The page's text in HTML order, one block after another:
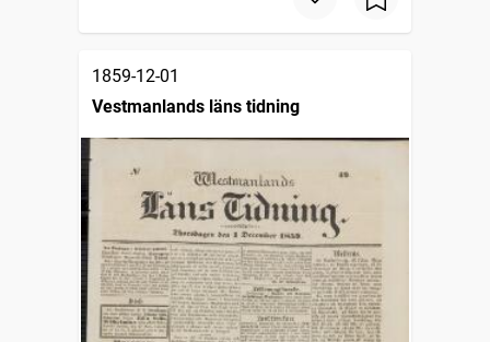
1859-12-01
Vestmanlands läns tidning